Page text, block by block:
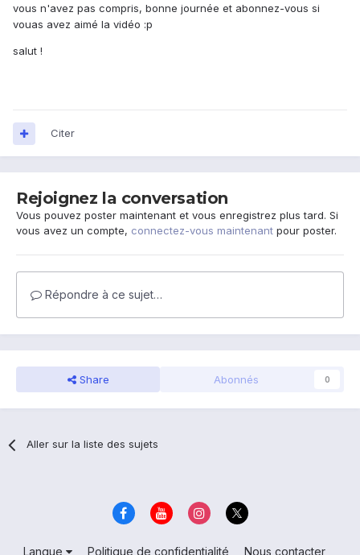
vous n'avez pas compris, bonne journée et abonnez-vous si
vouas avez aimé la vidéo :p
salut !
Citer
Rejoignez la conversation
Vous pouvez poster maintenant et vous enregistrez plus tard. Si
vous avez un compte, connectez-vous maintenant pour poster.
Répondre à ce sujet…
Share Abonnés 0
Aller sur la liste des sujets
Langue Politique de confidentialité Nous contacter